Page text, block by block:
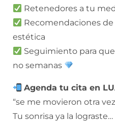
Retenedores a tu
Recomendaciones
estética
Seguimiento para
no semanas
Agenda tu cita en
“se me movieron otra
Tu sonrisa ya la